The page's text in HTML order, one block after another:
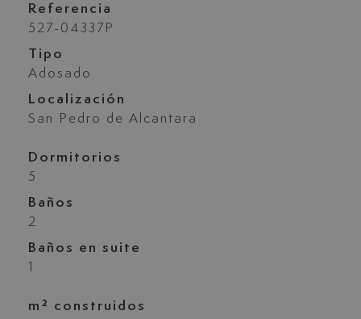
Referencia
527-04337P
Tipo
Adosado
Localización
San Pedro de Alcantara
Dormitorios
5
Baños
2
Baños en suite
1
m² construidos